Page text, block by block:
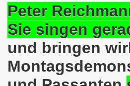
Peter
Sie singen
und bringen
durch die Innenstädte
Bewegung am 09.10.2023
und von Martina
Bewegung - feier am